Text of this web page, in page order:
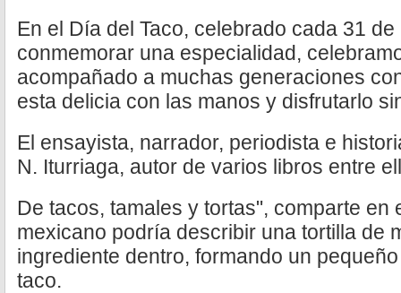
En el Día del Taco, celebrado cada 31
conmemorar una especialidad,
acompañado a muchas generaciones
esta delicia con las manos y disfrutarlo
El ensayista, narrador, periodista e
N. Iturriaga, autor de varios libros entre
De tacos, tamales y tortas", comparte en
mexicano podría describir una tortilla de
ingrediente dentro, formando un
taco.